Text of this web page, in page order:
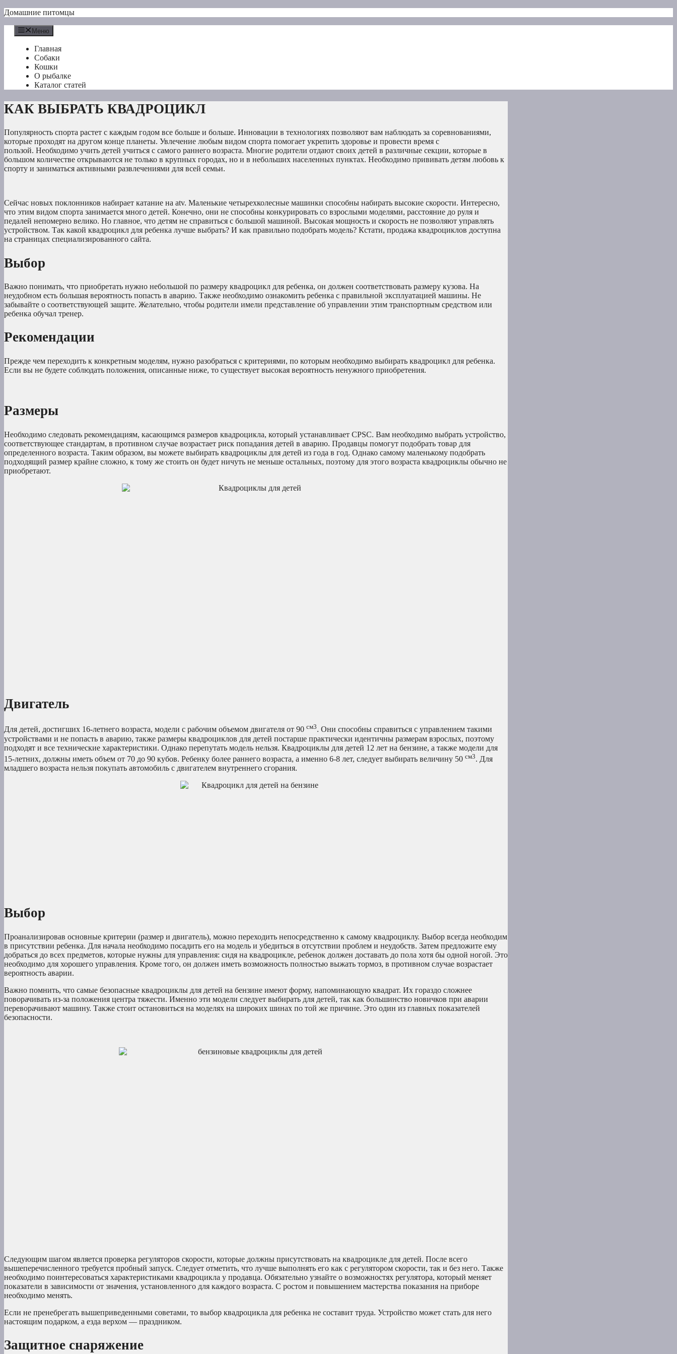
Перейти
содержимому
Домашние питомцы
Меню
Главная
Собаки
Кошки
О рыбалке
Каталог статей
КАК ВЫБРАТЬ КВАДРОЦИКЛ
Популярность спорта растет с каждым годом все больше и больше. Инновации в технологиях позволяют вам наблюдать за соревнованиями,
которые проходят на другом конце планеты. Увлечение любым видом спорта помогает укрепить здоровье и провести время с
пользой. Необходимо учить детей учиться с самого раннего возраста. Многие родители отдают своих детей в различные секции, которые в
большом количестве открываются не только в крупных городах, но и в небольших населенных пунктах. Необходимо прививать детям любовь к
спорту и заниматься активными развлечениями для всей семьи.
Сейчас новых поклонников набирает катание на atv. Маленькие четырехколесные машинки способны набирать высокие скорости. Интересно,
что этим видом спорта занимается много детей. Конечно, они не способны конкурировать со взрослыми моделями, расстояние до руля и
педалей непомерно велико. Но главное, что детям не справиться с большой машиной. Высокая мощность и скорость не позволяют управлять
устройством. Так какой квадроцикл для ребенка лучше выбрать? И как правильно подобрать модель? Кстати, продажа квадроциклов доступна
на страницах специализированного сайта.
Выбор
Важно понимать, что приобретать нужно небольшой по размеру квадроцикл для ребенка, он должен соответствовать размеру кузова. На
неудобном есть большая вероятность попасть в аварию. Также необходимо ознакомить ребенка с правильной эксплуатацией машины. Не
забывайте о соответствующей защите. Желательно, чтобы родители имели представление об управлении этим транспортным средством или
ребенка обучал тренер.
Рекомендации
Прежде чем переходить к конкретным моделям, нужно разобраться с критериями, по которым необходимо выбирать квадроцикл для ребенка.
Если вы не будете соблюдать положения, описанные ниже, то существует высокая вероятность ненужного приобретения.
Размеры
Необходимо следовать рекомендациям, касающимся размеров квадроцикла, который устанавливает CPSC. Вам необходимо выбрать устройство,
соответствующее стандартам, в противном случае возрастает риск попадания детей в аварию. Продавцы помогут подобрать товар для
определенного возраста. Таким образом, вы можете выбирать квадроциклы для детей из года в год. Однако самому маленькому подобрать
подходящий размер крайне сложно, к тому же стоить он будет ничуть не меньше остальных, поэтому для этого возраста квадроциклы обычно не
приобретают.
Двигатель
Для детей, достигших 16-летнего возраста, модели с рабочим объемом двигателя от 90 см3. Они способны справиться с управлением такими
устройствами и не попасть в аварию, также размеры квадроциклов для детей постарше практически идентичны размерам взрослых, поэтому
подходят и все технические характеристики. Однако перепутать модель нельзя. Квадроциклы для детей 12 лет на бензине, а также модели для
15-летних, должны иметь объем от 70 до 90 кубов. Ребенку более раннего возраста, а именно 6-8 лет, следует выбирать величину 50 см3. Для
младшего возраста нельзя покупать автомобиль с двигателем внутреннего сгорания.
Выбор
Проанализировав основные критерии (размер и двигатель), можно переходить непосредственно к самому квадроциклу. Выбор всегда необходим
в присутствии ребенка. Для начала необходимо посадить его на модель и убедиться в отсутствии проблем и неудобств. Затем предложите ему
добраться до всех предметов, которые нужны для управления: сидя на квадроцикле, ребенок должен доставать до пола хотя бы одной ногой. Это
необходимо для хорошего управления. Кроме того, он должен иметь возможность полностью выжать тормоз, в противном случае возрастает
вероятность аварии.
Важно помнить, что самые безопасные квадроциклы для детей на бензине имеют форму, напоминающую квадрат. Их гораздо сложнее
поворачивать из-за положения центра тяжести. Именно эти модели следует выбирать для детей, так как большинство новичков при аварии
переворачивают машину. Также стоит остановиться на моделях на широких шинах по той же причине. Это один из главных показателей
безопасности.
Следующим шагом является проверка регуляторов скорости, которые должны присутствовать на квадроцикле для детей. После всего
вышеперечисленного требуется пробный запуск. Следует отметить, что лучше выполнять его как с регулятором скорости, так и без него. Также
необходимо поинтересоваться характеристиками квадроцикла у продавца. Обязательно узнайте о возможностях регулятора, который меняет
показатели в зависимости от значения, установленного для каждого возраста. С ростом и повышением мастерства показания на приборе
необходимо менять.
Если не пренебрегать вышеприведенными советами, то выбор квадроцикла для ребенка не составит труда. Устройство может стать для него
настоящим подарком, а езда верхом — праздником.
Защитное снаряжение